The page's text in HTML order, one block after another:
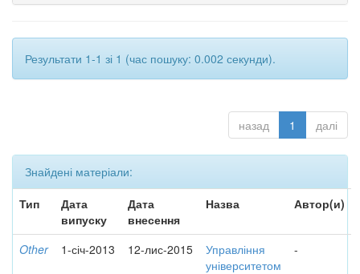
Результати 1-1 зі 1 (час пошуку: 0.002 секунди).
назад 1 далі
Знайдені матеріали:
Тип
Дата
випуску
Дата
внесення
Назва Автор(и)
Other 1-січ-2013 12-лис-2015
Управління
університетом
-